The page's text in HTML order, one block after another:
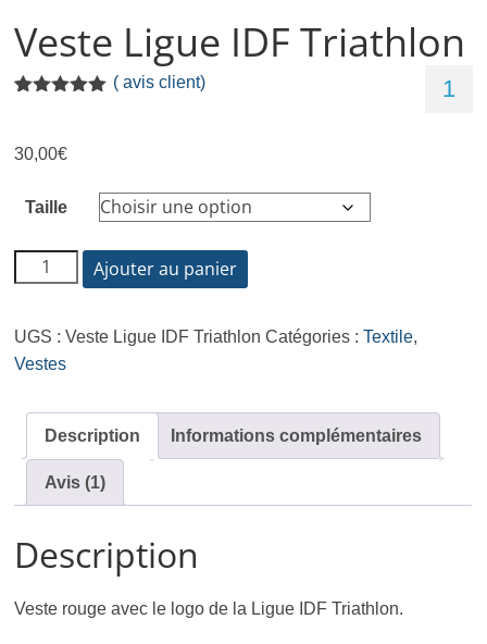
Veste Ligue IDF Triathlon
basé sur
notation
( 1
avis client)
30,00€
Taille
Ajouter au panier
UGS :Veste Ligue IDF Triathlon Catégories :Textile,
Vestes
Description Informations complémentaires
Avis (1)
Description
Veste rouge avec le logo de la Ligue IDF Triathlon.